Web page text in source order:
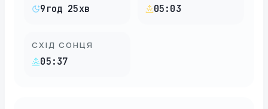
9год 25хв 05:03
СХІД СОНЦЯ
05:37